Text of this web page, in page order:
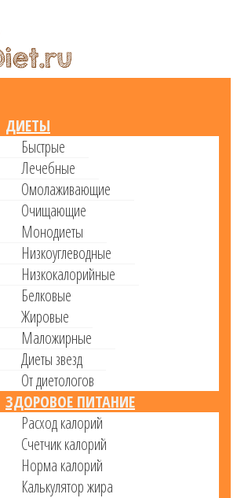
ДИЕТЫ
Быстрые
Лечебные
Омолаживающие
Очищающие
Монодиеты
Низкоуглеводные
Низкокалорийные
Белковые
Жировые
Маложирные
Диеты звезд
От диетологов
ЗДОРОВОЕ ПИТАНИЕ
Расход калорий
Cчетчик калорий
Норма калорий
Калькулятор жира